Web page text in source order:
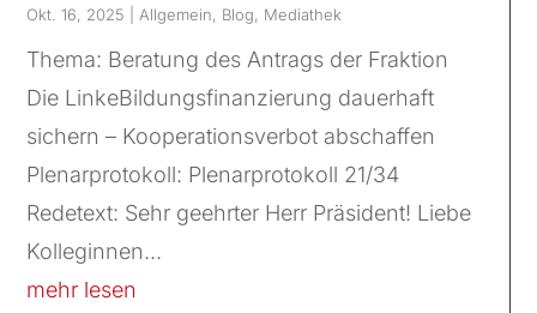
Okt. 16, 2025 Allgemein, Blog, Mediathek
Thema: Beratung des Antrags der Fraktion
Die LinkeBildungsfinanzierung dauerhaft
sichern – Kooperationsverbot abschaffen
Plenarprotokoll: Plenarprotokoll 21/34
Redetext: Sehr geehrter Herr Präsident! Liebe
Kolleginnen...
mehr lesen